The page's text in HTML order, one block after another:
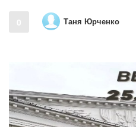
0 Таня Юрченко